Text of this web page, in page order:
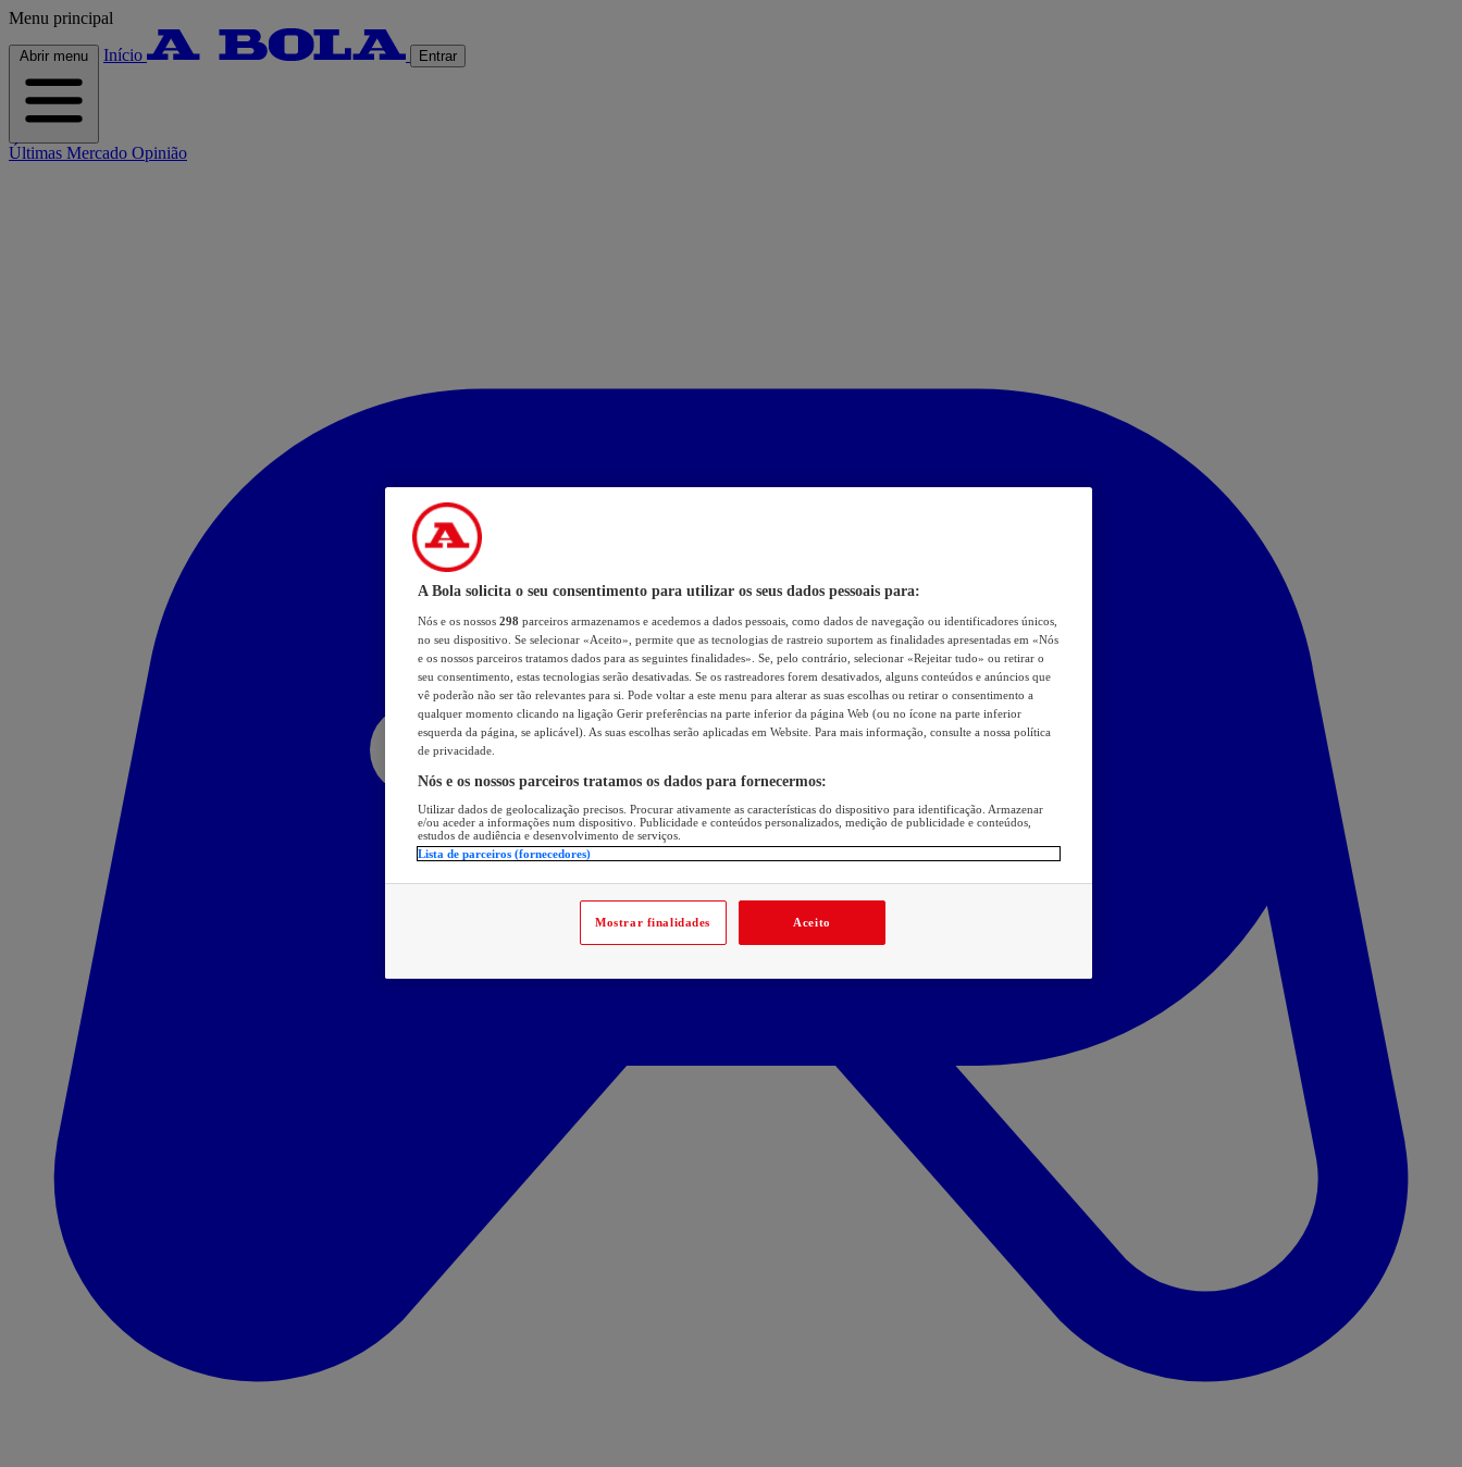
Menu principal
Abrir menu Início Entrar
Últimas Mercado Opinião
A Bola solicita o seu consentimento para utilizar os seus dados pessoais para:
Nós e os nossos 298 parceiros armazenamos e acedemos a dados pessoais, como dados de navegação ou identificadores únicos,
no seu dispositivo. Se selecionar «Aceito», permite que as tecnologias de rastreio suportem as finalidades apresentadas em «Nós
e os nossos parceiros tratamos dados para as seguintes finalidades». Se, pelo contrário, selecionar «Rejeitar tudo» ou retirar o
seu consentimento, estas tecnologias serão desativadas. Se os rastreadores forem desativados, alguns conteúdos e anúncios que
vê poderão não ser tão relevantes para si. Pode voltar a este menu para alterar as suas escolhas ou retirar o consentimento a
qualquer momento clicando na ligação Gerir preferências na parte inferior da página Web (ou no ícone na parte inferior
esquerda da página, se aplicável). As suas escolhas serão aplicadas em Website. Para mais informação, consulte a nossa política
de privacidade.
Nós e os nossos parceiros tratamos os dados para fornecermos:
Utilizar dados de geolocalização precisos. Procurar ativamente as características do dispositivo para identificação. Armazenar
e/ou aceder a informações num dispositivo. Publicidade e conteúdos personalizados, medição de publicidade e conteúdos,
estudos de audiência e desenvolvimento de serviços.
Lista de parceiros (fornecedores)
Mostrar finalidades Aceito